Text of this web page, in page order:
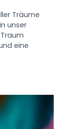
Träume
unser
eine